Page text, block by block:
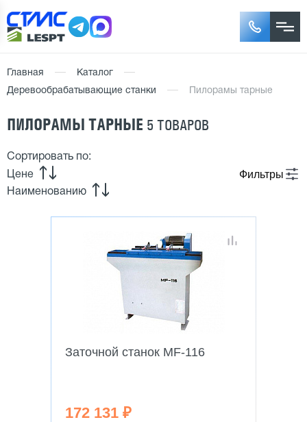
Главная
Каталог
Деревообрабатывающие станки
Пилорамы тарные
ПИЛОРАМЫ ТАРНЫЕ 5 ТОВАРОВ
Фильтры
Сортировать по:
Цене
Наименованию
Заточной станок MF-116
172 131 ₽